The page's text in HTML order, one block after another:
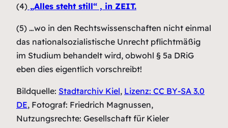
(4) „Alles steht still“ , in ZEIT.
(5) …wo in den Rechtswissenschaften nicht einmal
das nationalsozialistische Unrecht pflichtmäßig
im Studium behandelt wird, obwohl § 5a DRiG
eben dies eigentlich vorschreibt!
Bildquelle: Stadtarchiv Kiel, Lizenz: CC BY-SA 3.0
DE, Fotograf: Friedrich Magnussen,
Nutzungsrechte: Gesellschaft für Kieler